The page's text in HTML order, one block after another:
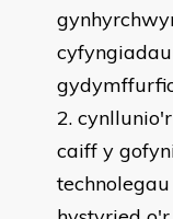
caiff y